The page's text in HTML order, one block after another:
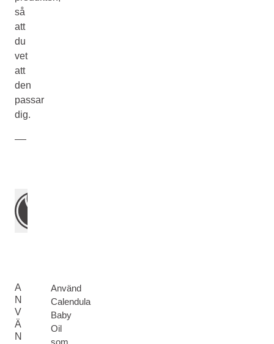
så
att
du
vet
att
den
passar
dig.
A
N
V
Ä
N
Använd
Calendula
Baby
Oil